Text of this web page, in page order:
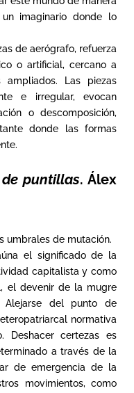
imaginario donde lo
de aerógrafo, refuerza
o artificial, cercano a
ampliados. Las piezas
e irregular, evocan
o descomposición,
donde las formas
puntillas. Álex
umbrales de mutación.
el significado de la
capitalista y como
el devenir de la mugre
Alejarse del punto de
normativa
Deshacer certezas es
a través de la
de emergencia de la
movimientos, como